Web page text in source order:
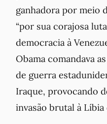
ganhadora por meio
“por sua corajosa
democracia à
Obama comandava
de guerra
Iraque, provocando
invasão brutal à Líbia